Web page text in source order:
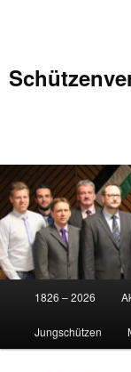
Zum
primären
Zum
sekundären
1826 – 2026
Jungschützen